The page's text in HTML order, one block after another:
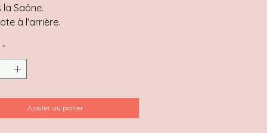
la Saône.
à l'arrière.
en format carte.
à partir d'un dessin
en France
rive bright white 250g
*
Ajouter au panier